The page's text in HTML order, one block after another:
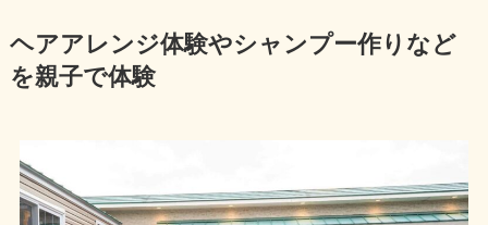
ヘアアレンジ体験やシャンプー作りなど
を親子で体験